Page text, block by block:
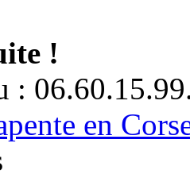
!
:
en